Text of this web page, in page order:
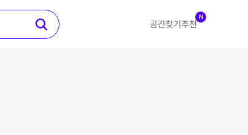
공간찾기 추천
N